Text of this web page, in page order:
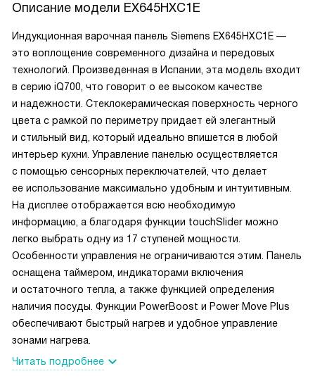
Описание модели EX645HXC1E
Индукционная варочная панель Siemens EX645HXC1E —
это воплощение современного дизайна и передовых
технологий. Произведенная в Испании, эта модель входит
в серию iQ700, что говорит о ее высоком качестве
и надежности. Стеклокерамическая поверхность черного
цвета с рамкой по периметру придает ей элегантный
и стильный вид, который идеально впишется в любой
интерьер кухни. Управление панелью осуществляется
с помощью сенсорных переключателей, что делает
ее использование максимально удобным и интуитивным.
На дисплее отображается всю необходимую
информацию, а благодаря функции touchSlider можно
легко выбрать одну из 17 ступеней мощности.
Особенности управления не ограничиваются этим. Панель
оснащена таймером, индикаторами включения
и остаточного тепла, а также функцией определения
наличия посуды. Функции PowerBoost и Power Move Plus
обеспечивают быстрый нагрев и удобное управление
зонами нагрева.
Читать подробнее